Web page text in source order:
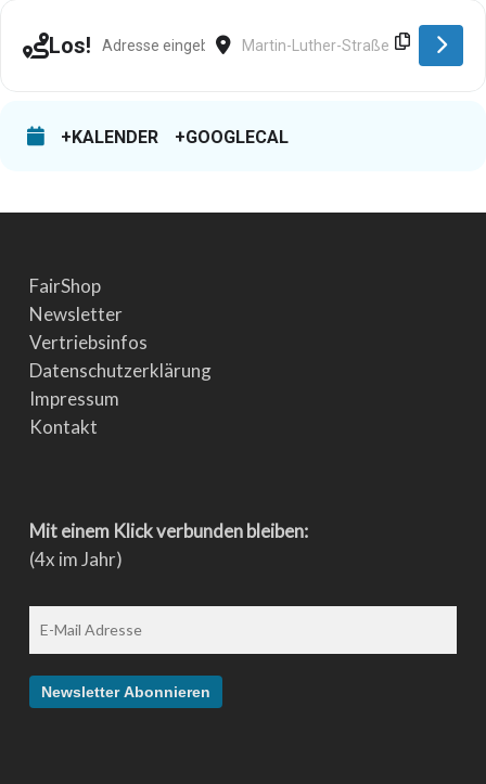
Los! Address - Bergneustadt [XX6Rx0CkQ]Destination Address - Bergneustadt
+KALENDER +GOOGLECAL
FairShop
Newsletter
Vertriebsinfos
Datenschutzerklärung
Impressum
Kontakt
Mit einem Klick verbunden bleiben:
(4x im Jahr)